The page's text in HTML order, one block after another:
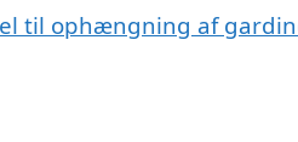
til ophængning af